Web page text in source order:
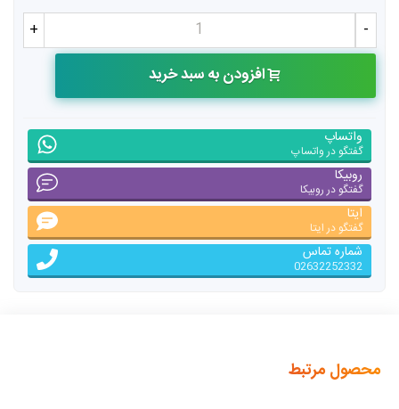
-
+
افزودن به سبد خرید
واتساپ
گفتگو در واتساپ
روبیکا
گفتگو در روبیکا
ایتا
گفتگو در ایتا
شماره تماس
02632252332
محصول مرتبط